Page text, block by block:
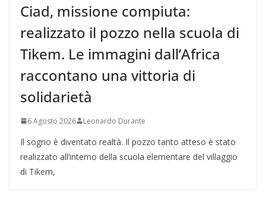
Ciad, missione compiuta:
realizzato il pozzo nella scuola di
Tikem. Le immagini dall’Africa
raccontano una vittoria di
solidarietà
6 Agosto 2026 Leonardo Durante
Il sogno è diventato realtà. Il pozzo tanto atteso è stato
realizzato all’interno della scuola elementare del villaggio
di Tikem,